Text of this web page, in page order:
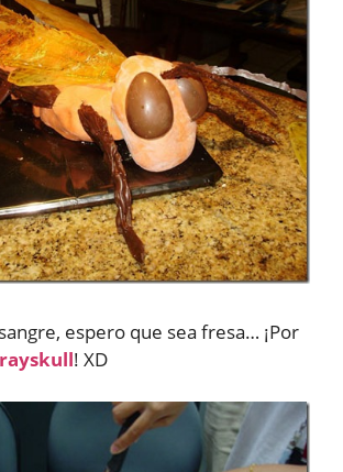
espero que sea fresa… ¡Por
! XD